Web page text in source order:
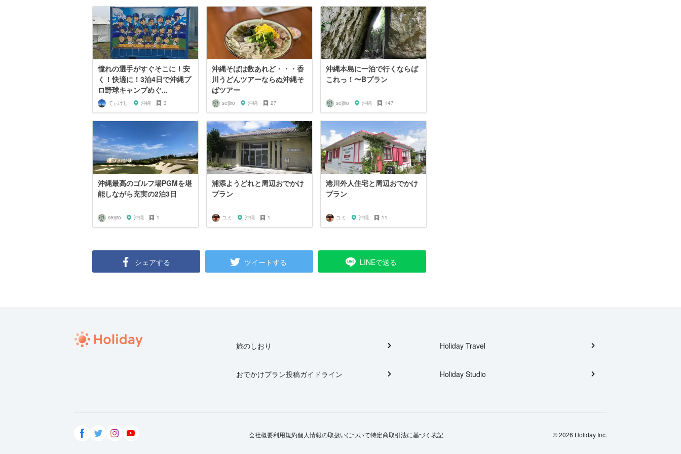
憧れの選手がすぐそこに！安
く！快適に！3泊4日で沖縄プ
ロ野球キャンプめぐ...
てぃけし 沖縄 3
沖縄そばは数あれど・・・香
川うどんツアーならぬ沖縄そ
ばツアー
seijiro 沖縄 27
沖縄本島に一泊で行くならば
これっ！〜Bプラン
seijiro 沖縄 147
沖縄最高のゴルフ場PGMを堪
能しながら充実の2泊3日
seijiro 沖縄 1
浦添ようどれと周辺おでかけ
プラン
ユミ 沖縄 1
港川外人住宅と周辺おでかけ
プラン
ユミ 沖縄 11
シェアする ツイートする LINEで送る
旅のしおり
おでかけプラン投稿ガイドライン
Holiday Travel
Holiday Studio
会社概要利用規約個人情報の取扱いについて特定商取引法に基づく表記 © 2026 Holiday Inc.